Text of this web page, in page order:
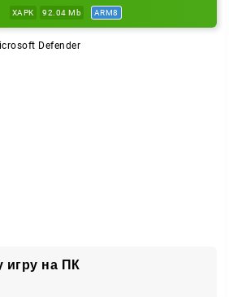
XAPK 92.04 Mb ARM8
Defender
игру на ПК